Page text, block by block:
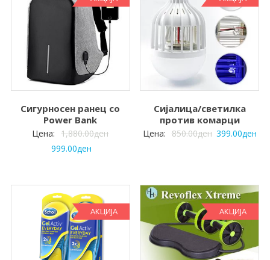
Сигурносен ранец со
Power Bank
Цена: 1,880.00ден
999.00ден
Сијалица/светилка
против комарци
Цена: 850.00ден 399.00ден
АКЦИЈА АКЦИЈА